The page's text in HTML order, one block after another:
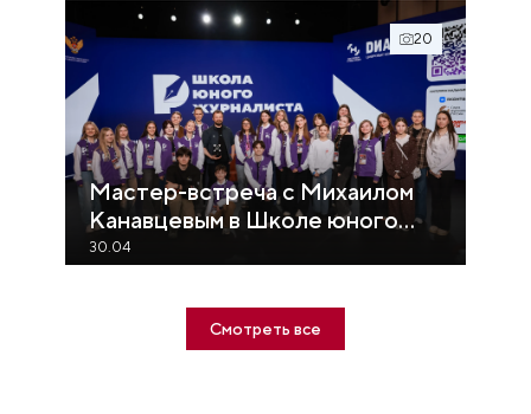
20
30.04
Мастер-встреча с Михаилом
Канавцевым в Школе юного
журналиста
Смотреть все